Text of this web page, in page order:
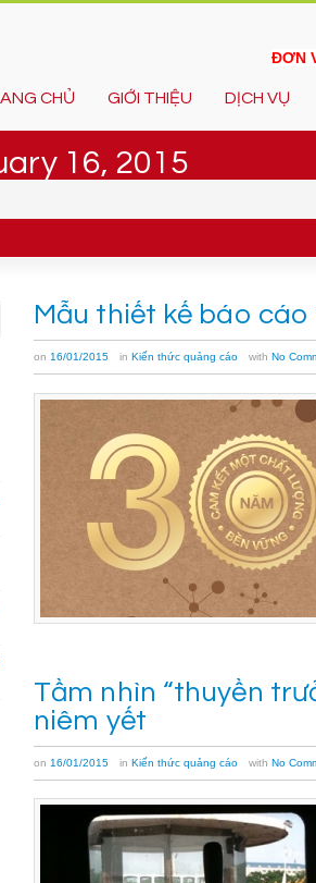
ĐƠN
CHỦ GIỚI THIỆU DỊCH VỤ
16, 2015
Mẫu thiết kế báo
on 16/01/2015 in Kiến thức quảng cáo with No
Tầm nhìn “thuyền
niêm yết
on 16/01/2015 in Kiến thức quảng cáo with No